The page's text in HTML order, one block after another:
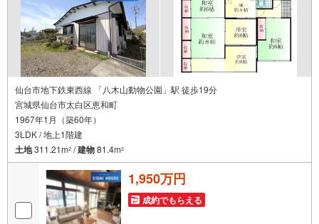
仙台市地下鉄東西線 「八木山動物公園」駅 徒歩19分
宮城県仙台市太白区恵和町
1967年1月（築60年）
3LDK / 地上1階建
土地311.21m2 /建物81.4m2
1,950万円
成約でもらえる